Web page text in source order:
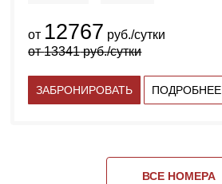
от 12767 руб./сутки
от13341руб./сутки
ЗАБРОНИРОВАТЬ ПОДРОБНЕЕ
ВСЕ НОМЕРА